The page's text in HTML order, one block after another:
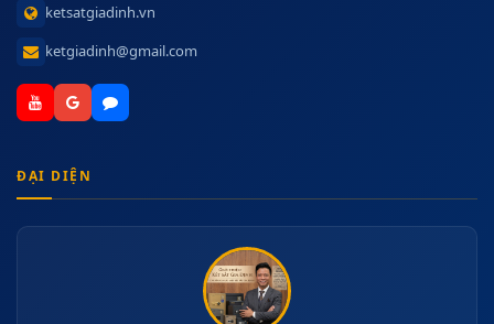
ketsatgiadinh.vn
ketgiadinh@gmail.com
ĐẠI DIỆN